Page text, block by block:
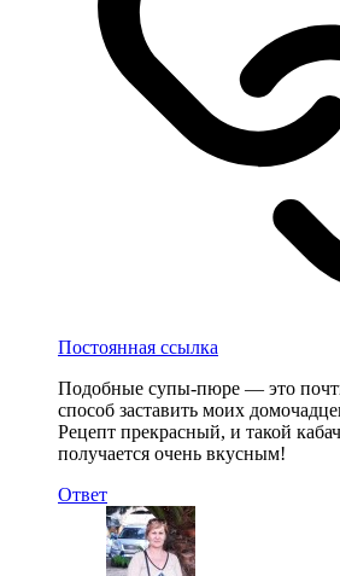
Постоянная ссылка
Подобные супы-пюре — это
способ заставить моих
Рецепт прекрасный, и такой
получается очень вкусным!
Ответ